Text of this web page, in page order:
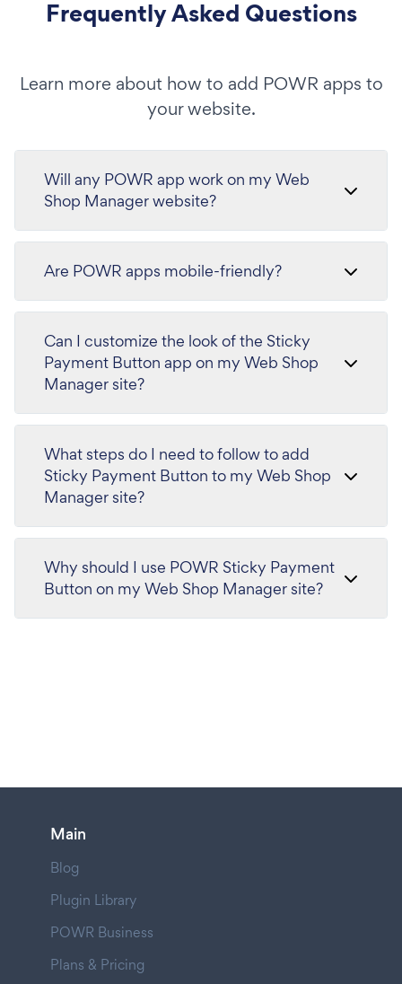
Frequently Asked Questions
Learn more about how to add POWR apps to
your website.
Will any POWR app work on my Web
Shop Manager website?
Are POWR apps mobile-friendly?
Can I customize the look of the Sticky
Payment Button app on my Web Shop
Manager site?
What steps do I need to follow to add
Sticky Payment Button to my Web Shop
Manager site?
Why should I use POWR Sticky Payment
Button on my Web Shop Manager site?
Main
Blog
Plugin Library
POWR Business
Plans & Pricing